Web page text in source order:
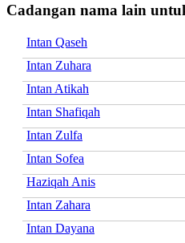
Cadangan nama lain
Intan Qaseh
Intan Zuhara
Intan Atikah
Intan Shafiqah
Intan Zulfa
Intan Sofea
Haziqah Anis
Intan Zahara
Intan Dayana